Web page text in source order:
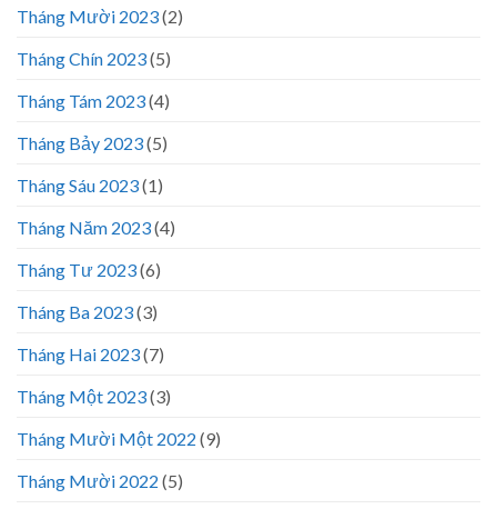
Tháng Mười 2023(2)
Tháng Chín 2023(5)
Tháng Tám 2023(4)
Tháng Bảy 2023(5)
Tháng Sáu 2023(1)
Tháng Năm 2023(4)
Tháng Tư 2023(6)
Tháng Ba 2023(3)
Tháng Hai 2023(7)
Tháng Một 2023(3)
Tháng Mười Một 2022 (9)
Tháng Mười 2022 (5)